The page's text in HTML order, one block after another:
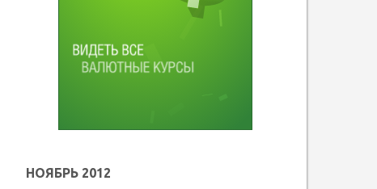
НОЯБРЬ 2012